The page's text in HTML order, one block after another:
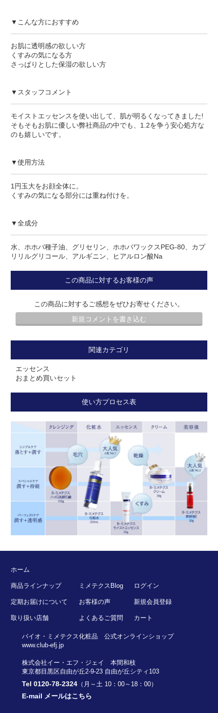
▼こんな方におすすめ
お肌に透明感の欲しい方
くすみの気になる方
さっぱりとした保湿の欲しい方
▼スタッフコメント
モイストエッセンスを使い出して、肌が明るくなってきました!
そもそもお肌に優しい弊社商品の中でも、1.2を争う安心処方な
のも嬉しいです。
▼使用方法
1円玉大をお顔全体に。
くすみの気になる部分には重ね付けを。
▼全成分
水、ホホバ種子油、グリセリン、ホホバワックスPEG-80、カプ
リリルグリコール、アルギニン、ヒアルロン酸Na
この商品に対するお客様の声
この商品に対するご感想をぜひお寄せください。
新規コメントを書き込む
関連カテゴリ
エッセンス
おまとめ買いセット
使い方プロセス表
ホーム
商品ラインナップ
定期お届けについて
取り扱い店舗
ミメテクスBlog
お客様の声
よくあるご質問
ログイン
新規会員登録
カート
バイオ・ミメテクス化粧品 公式オンラインショップ
www.club-efj.jp
株式会社イー・エフ・ジェイ 本間和枝
東京都目黒区自由が丘2-9-23 自由が丘シティ103
Tel 0120-78-2324（月～土 10：00～18：00）
E-mail メールはこちら